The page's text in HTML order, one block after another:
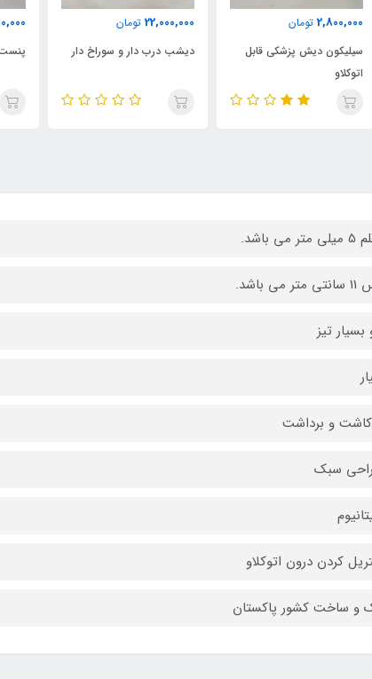
2,800,000 تومان
سیلیکون دیش پزشکی قابل
اتوکلاو
22,000,000 تومان
دیشب درب دار و سوراخ دار